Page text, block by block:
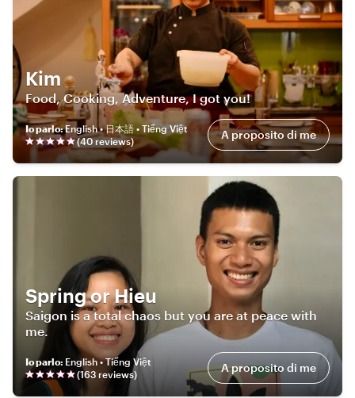
Kim
Food, Cooking, Adventure, I got you!
Io parlo:English • 日本語 • Tiếng Việt
(40reviews) A proposito di me
Spring or Hieu
Saigon is a total chaos but you are at peace with
me.
Io parlo: English • Tiếng Việt
(163 reviews) A proposito di me